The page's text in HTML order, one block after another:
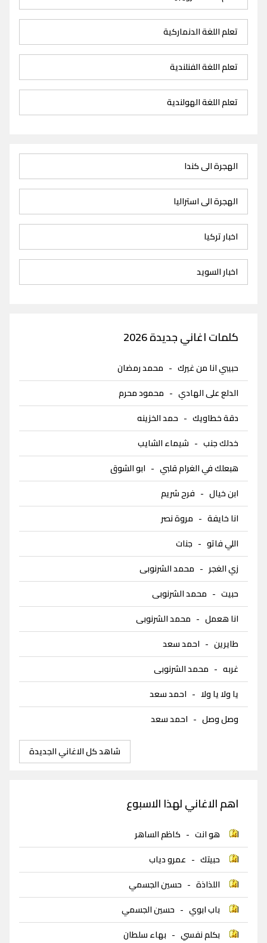
تعلم اللغة الدنماركية
تعلم اللغة الفنلندية
تعلم اللغة الهولندية
الهجرة الى كندا
الهجرة الى استراليا
اخبار تركيا
اخبار السويد
كلمات اغاني جديدة 2026
حبيبي انا من غيرك - محمد رمضان
الدلع على الهادي - محمود محرم
دقة خطاويك - حمد الخزينه
خدلك جنب - شيماء الشايب
هبعلك في الغرام قلبي - ابو الشوق
ابن خيال - فرح شريم
انا خايفة - مروة نصر
اللي فاتو - جنات
زي الغجر - محمد الشرنوبى
حبيت - محمد الشرنوبى
انا هعمل - محمد الشرنوبى
طايرين - احمد سعد
غربه - محمد الشرنوبى
يا ولا يا ولا - احمد سعد
وصل وصل - احمد سعد
شاهد كل الاغاني الجديدة
اهم الاغاني لهذا الاسبوع
هو انت - كاظم الساهر
حبيتك - عمرو دياب
اللذاذة - حسين الجسمي
باب ابوي - حسين الجسمي
بكلم نفسي - بهاء سلطان